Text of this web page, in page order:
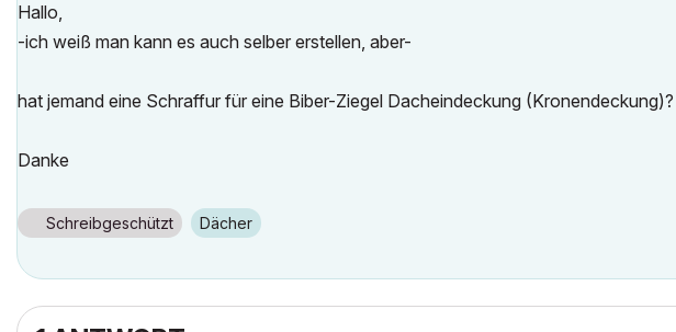
Hallo,
-ich weiß man kann es auch selber erstellen, aber-
hat jemand eine Schraffur für eine Biber-Ziegel Dacheindeckung (Kronendeckung)?
Danke
Schreibgeschützt Dächer